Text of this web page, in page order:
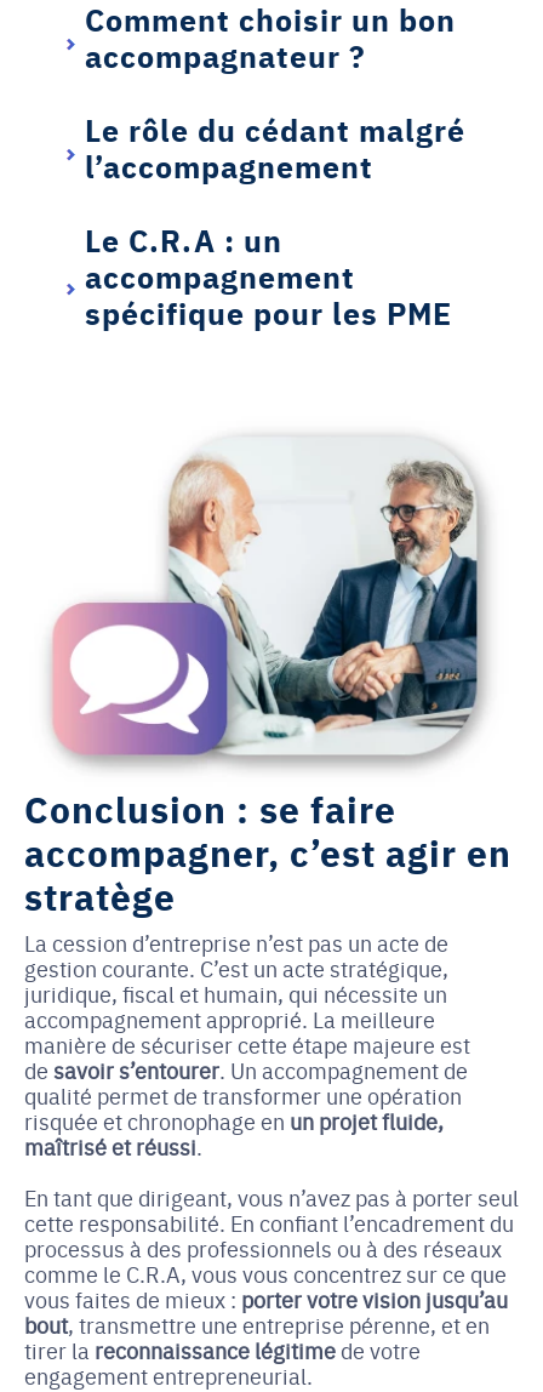
Comment choisir un bon
accompagnateur ?
Le rôle du cédant malgré
l’accompagnement
Le C.R.A : un
accompagnement
spécifique pour les PME
Conclusion : se faire
accompagner, c’est agir en
stratège
La cession d’entreprise n’est pas un acte de
gestion courante. C’est un acte stratégique,
juridique, fiscal et humain, qui nécessite un
accompagnement approprié. La meilleure
manière de sécuriser cette étape majeure est
de savoir s’entourer. Un accompagnement de
qualité permet de transformer une opération
risquée et chronophage en un projet fluide,
maîtrisé et réussi.
En tant que dirigeant, vous n’avez pas à porter seul
cette responsabilité. En confiant l’encadrement du
processus à des professionnels ou à des réseaux
comme le C.R.A, vous vous concentrez sur ce que
vous faites de mieux : porter votre vision jusqu’au
bout, transmettre une entreprise pérenne, et en
tirer la reconnaissance légitime de votre
engagement entrepreneurial.